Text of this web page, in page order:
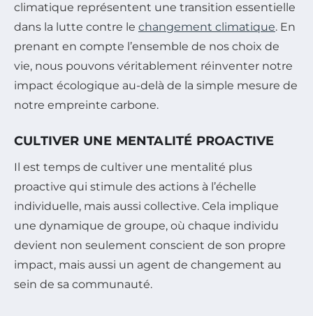
climatique représentent une transition essentielle
dans la lutte contre le changement climatique. En
prenant en compte l’ensemble de nos choix de
vie, nous pouvons véritablement réinventer notre
impact écologique au-delà de la simple mesure de
notre empreinte carbone.
CULTIVER UNE MENTALITÉ PROACTIVE
Il est temps de cultiver une mentalité plus
proactive qui stimule des actions à l’échelle
individuelle, mais aussi collective. Cela implique
une dynamique de groupe, où chaque individu
devient non seulement conscient de son propre
impact, mais aussi un agent de changement au
sein de sa communauté.